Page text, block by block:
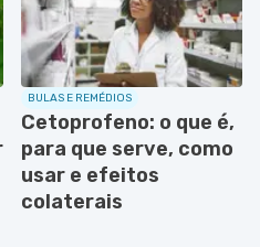
BULAS E REMÉDIOS
Cetoprofeno: o que é,
para que serve, como
usar e efeitos
colaterais